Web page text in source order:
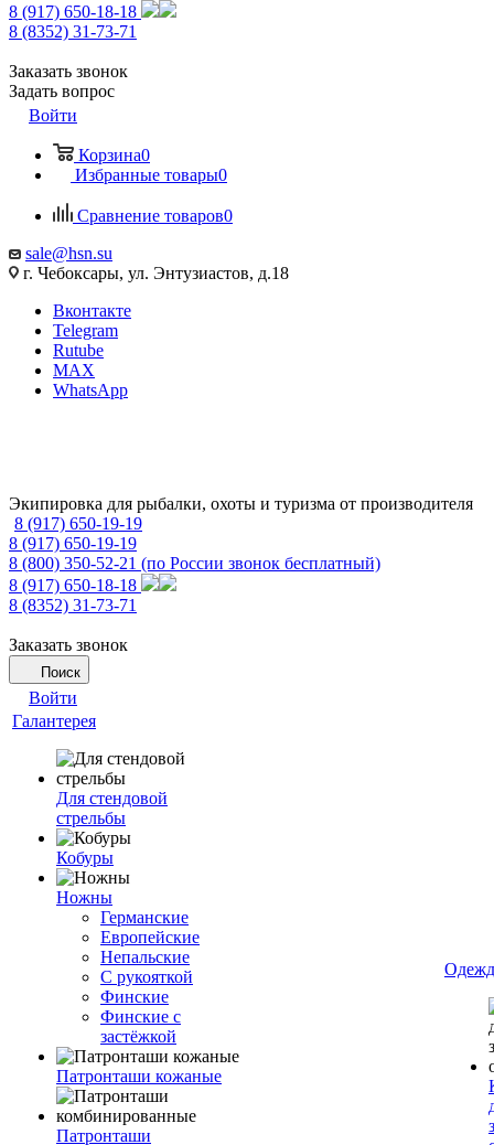
8 (917) 650-18-18
8 (8352) 31-73-71
Заказать звонок
Задать вопрос
Войти
Корзина0
Избранные товары0
Сравнение товаров0
sale@hsn.su
г. Чебоксары, ул. Энтузиастов, д.18
Вконтакте
Telegram
Rutube
MAX
WhatsApp
Экипировка для рыбалки, охоты и туризма от производителя
8 (917) 650-19-19
8 (917) 650-19-19
8 (800) 350-52-21 (по России звонок бесплатный)
8 (917) 650-18-18
8 (8352) 31-73-71
Заказать звонок
Поиск
Войти
Галантерея
Для стендовой
стрельбы
Кобуры
Ножны
Германские
Европейские
Непальские
С рукояткой
Финские
Финские с
застёжкой
Патронташи кожаные
Патронташи